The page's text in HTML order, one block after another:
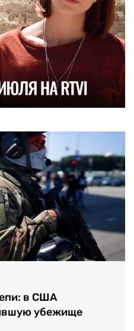
в США
убежище